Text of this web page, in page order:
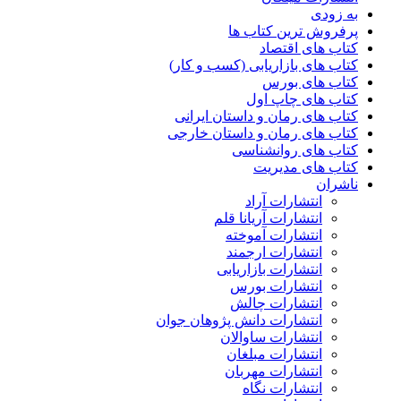
به زودی
پرفروش ترین کتاب ها
کتاب های اقتصاد
کتاب های بازاریابی (کسب و کار)
کتاب های بورس
کتاب های چاپ اول
کتاب های رمان و داستان ایرانی
کتاب های رمان و داستان خارجی
کتاب های روانشناسی
کتاب های مدیریت
ناشران
انتشارات آراد
انتشارات آریانا قلم
انتشارات آموخته
انتشارات ارجمند
انتشارات بازاریابی
انتشارات بورس
انتشارات چالش
انتشارات دانش پژوهان جوان
انتشارات ساوالان
انتشارات مبلغان
انتشارات مهربان
انتشارات نگاه